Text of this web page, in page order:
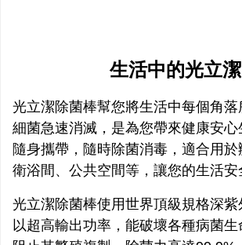
生活中的光立潔
光立潔除菌棒幫您將生活中每個角
細菌急速消滅，是為您帶來健康安心
隨身攜帶，隨時除菌消毒，適合用於
衛浴間、公共空間等，讓您的生活安
光立潔除菌棒使用世界頂級規格深紫
以超高輸出功率，能破壞各種病菌生